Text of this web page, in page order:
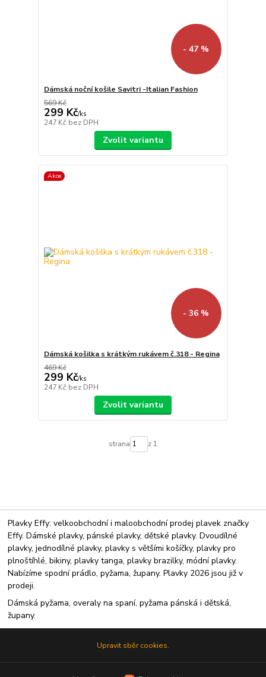
- 47 %
Dámská noční košile Savitri -Italian Fashion
569 Kč
299 Kč/ks
247 Kč bez DPH
Zvolit variantu
Akce
- 36 %
Dámská košilka s krátkým rukávem č.318 - Regina
469 Kč
299 Kč/ks
247 Kč bez DPH
Zvolit variantu
strana z 1
Plavky Effy: velkoobchodní i maloobchodní prodej plavek značky
Effy. Dámské plavky, pánské plavky, dětské plavky. Dvoudílné
plavky, jednodílné plavky, plavky s většími košíčky, plavky pro
plnoštíhlé, bikiny, plavky tanga, plavky brazilky, módní plavky.
Nabízíme spodní prádlo, pyžama, župany. Plavky 2026 jsou již v
prodeji.
Dámská pyžama, overaly na spaní, pyžama pánská i dětská,
župany.
Upravit sběr cookies.